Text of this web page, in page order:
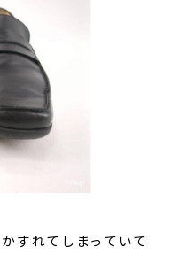
すれてしまっていて